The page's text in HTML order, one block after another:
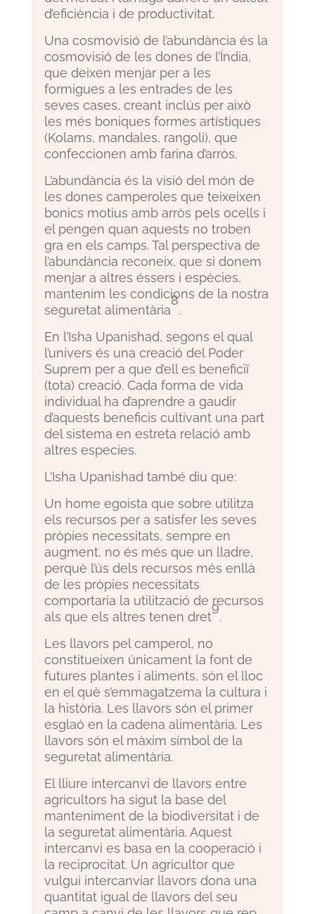
d’eficiència i de productivitat.
Una cosmovisió de l’abundància és la
cosmovisió de les dones de l’Índia,
que deixen menjar per a les
formigues a les entrades de les
seves cases, creant inclús per això
les més boniques formes artístiques
(Kolams, mandales, rangoli), que
confeccionen amb farina d’arròs.
L’abundància és la visió del món de
les dones camperoles que teixeixen
bonics motius amb arròs pels ocells i
el pengen quan aquests no troben
gra en els camps. Tal perspectiva de
l’abundància reconeix, que si donem
menjar a altres éssers i espècies,
mantenim les condicions de la nostra
seguretat alimentària
8
.
En l’Isha Upanishad, segons el qual
l’univers és una creació del Poder
Suprem per a que d’ell es beneficiï
(tota) creació. Cada forma de vida
individual ha d’aprendre a gaudir
d’aquests beneficis cultivant una part
del sistema en estreta relació amb
altres especies.
L’Isha Upanishad també diu que:
Un home egoista que sobre utilitza
els recursos per a satisfer les seves
pròpies necessitats, sempre en
augment, no és més que un lladre,
perquè l’ús dels recursos més enllà
de les pròpies necessitats
comportaria la utilització de recursos
als que els altres tenen dret
9
.
Les llavors pel camperol, no
constitueixen únicament la font de
futures plantes i aliments, són el lloc
en el què s’emmagatzema la cultura i
la història. Les llavors són el primer
esglaó en la cadena alimentària. Les
llavors són el màxim símbol de la
seguretat alimentària.
El lliure intercanvi de llavors entre
agricultors ha sigut la base del
manteniment de la biodiversitat i de
la seguretat alimentària. Aquest
intercanvi es basa en la cooperació i
la reciprocitat. Un agricultor que
vulgui intercanviar llavors dona una
quantitat igual de llavors del seu